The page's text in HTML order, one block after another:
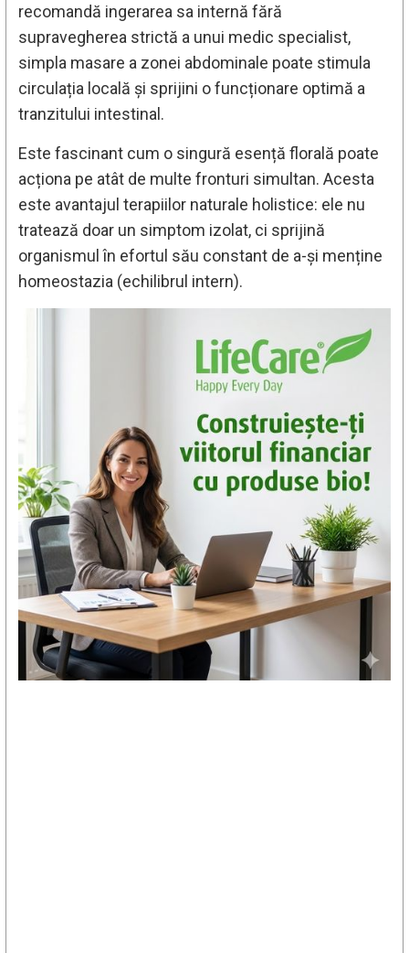
recomandă ingerarea sa internă fără
supravegherea strictă a unui medic specialist,
simpla masare a zonei abdominale poate stimula
circulația locală și sprijini o funcționare optimă a
tranzitului intestinal.
Este fascinant cum o singură esență florală poate
acționa pe atât de multe fronturi simultan. Acesta
este avantajul terapiilor naturale holistice: ele nu
tratează doar un simptom izolat, ci sprijină
organismul în efortul său constant de a-și menține
homeostazia (echilibrul intern).